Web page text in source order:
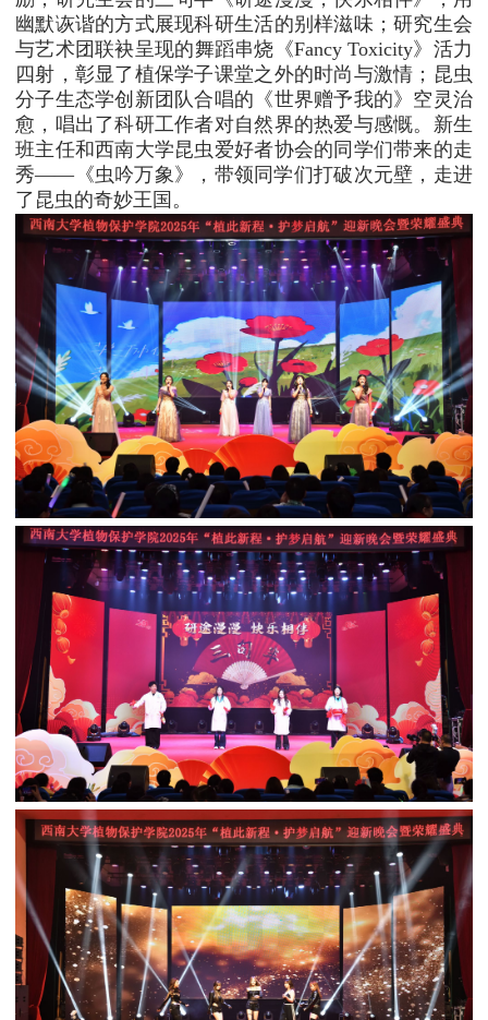
幽默诙谐的方式展现科研生活的别样滋味；研究生会
与艺术团联袂呈现的舞蹈串烧《Fancy Toxicity》活力
四射，彰显了植保学子课堂之外的时尚与激情；昆虫
分子生态学创新团队合唱的《世界赠予我的》空灵治
愈，唱出了科研工作者对自然界的热爱与感慨。新生
班主任和西南大学昆虫爱好者协会的同学们带来的走
秀——《虫吟万象》，带领同学们打破次元壁，走进
了昆虫的奇妙王国。